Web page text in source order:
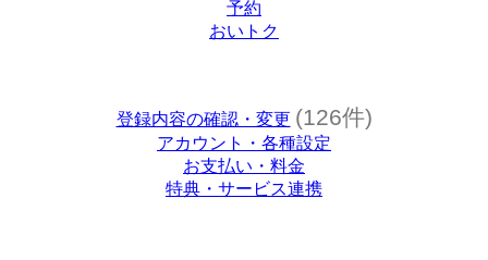
予約
おいトク
登録内容の確認・変更 (126件)
アカウント・各種設定
お支払い・料金
特典・サービス連携